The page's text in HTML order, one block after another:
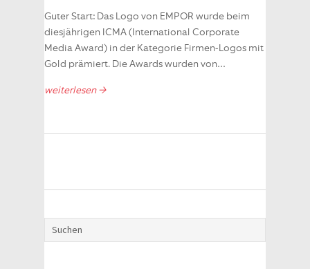
Guter Start: Das Logo von EMPOR wurde beim
diesjährigen ICMA (International Corporate
Media Award) in der Kategorie Firmen-Logos mit
Gold prämiert. Die Awards wurden von…
weiterlesen →